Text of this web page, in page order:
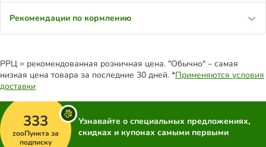
Рекомендации по кормлению
РРЦ = рекомендованная розничная цена. "Обычно" – самая
низкая цена товара за последние 30 дней. *Применяются условия
доставки
333
zooПункта за
подписку
Узнавайте о специальных предложениях,
скидках и купонах самыми первыми